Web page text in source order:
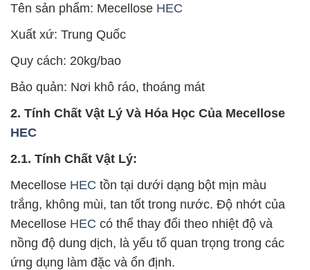
Tên sản phẩm: Mecellose HEC
Xuất xứ: Trung Quốc
Quy cách: 20kg/bao
Bảo quản: Nơi khô ráo, thoáng mát
2. Tính Chất Vật Lý Và Hóa Học Của Mecellose
HEC
2.1. Tính Chất Vật Lý:
Mecellose HEC tồn tại dưới dạng bột mịn màu
trắng, không mùi, tan tốt trong nước. Độ nhớt của
Mecellose HEC có thể thay đổi theo nhiệt độ và
nồng độ dung dịch, là yếu tố quan trọng trong các
ứng dụng làm đặc và ổn định.